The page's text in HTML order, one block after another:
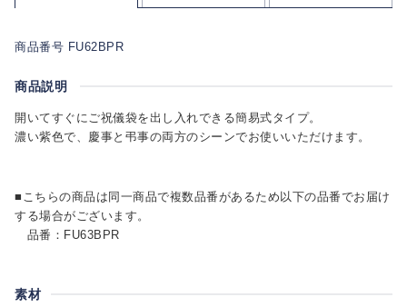
商品番号 FU62BPR
商品説明
開いてすぐにご祝儀袋を出し入れできる簡易式タイプ。
濃い紫色で、慶事と弔事の両方のシーンでお使いいただけます。
■こちらの商品は同一商品で複数品番があるため以下の品番でお届け
する場合がございます。
品番：FU63BPR
素材